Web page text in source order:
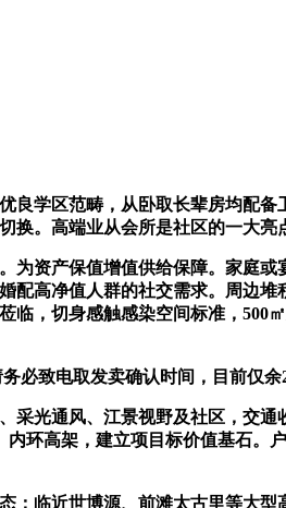
学区范畴，从卧取长辈房均配备
换。高端业从会所是社区的一大亮
资产保值增值供给保障。家庭或
高净值人群的社交需求。周边
，切身感触感染空间标准，500
致电取发卖确认时间，目前仅
通风、江景视野及社区，交通
环高架，建立项目标价值基石。
临近世博源、前滩太古里等大型